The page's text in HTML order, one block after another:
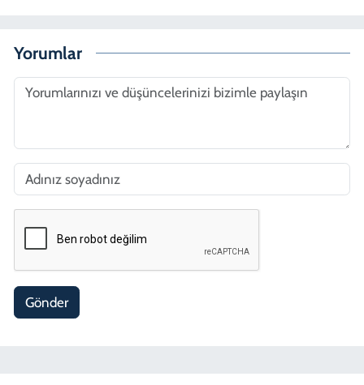
Yorumlar
Gönder